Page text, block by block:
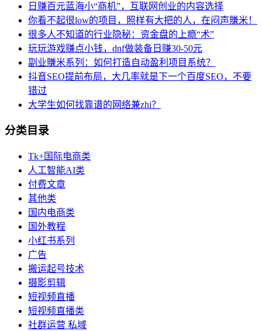
日赚百元蓝海小“商机”，互联网创业的内容选择
你看不起很low的项目，照样有大把的人，在闷声賺米！
很多人不知道的行业隐秘：资金盘的上瘾“术”
玩玩游戏赚点小钱，dnf做装备日赚30-50元
副业賺米系列：如何打造自动盈利项目系统？
抖音SEO提前布局，大几率就是下一个百度SEO，不要
错过
大学生如何找靠谱的网络兼zhi？
分类目录
Tk+国际电商类
人工智能AI类
付费文章
其他类
国内电商类
国外教程
小红书系列
广告
搬运起号技术
摄影剪辑
短视频直播
短视频直播类
社群运营 私域